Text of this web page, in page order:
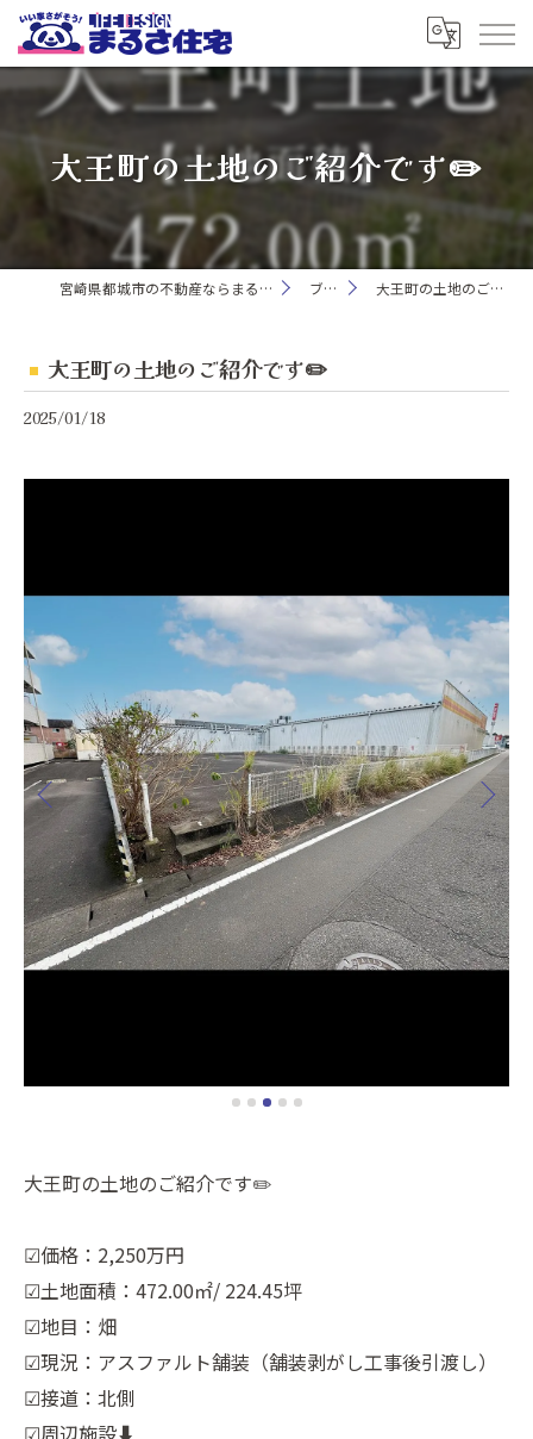
大王町の土地のご紹介です✏️
宮崎県都城市の不動産ならまるさ住宅株式会社 ブログ 大王町の土地のご紹介です✏️
大王町の土地のご紹介です✏️
2025/01/18
大王町の土地のご紹介です✏️
☑︎価格：2,250万円
☑︎土地面積：472.00㎡/ 224.45坪
☑︎地目：畑
☑︎現況：アスファルト舗装（舗装剥がし工事後引渡し）
☑︎接道：北側
☑︎周辺施設⬇️